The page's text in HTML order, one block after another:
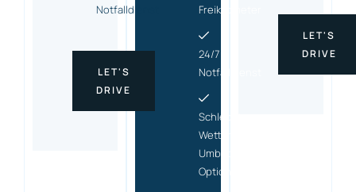
Notfalldienst
LET'S
DRIVE
Freikilometer
24/7
Notfalldienst
Schlecht-
Wetter-
Umbuchungs
Option
LET'S
DRIVE